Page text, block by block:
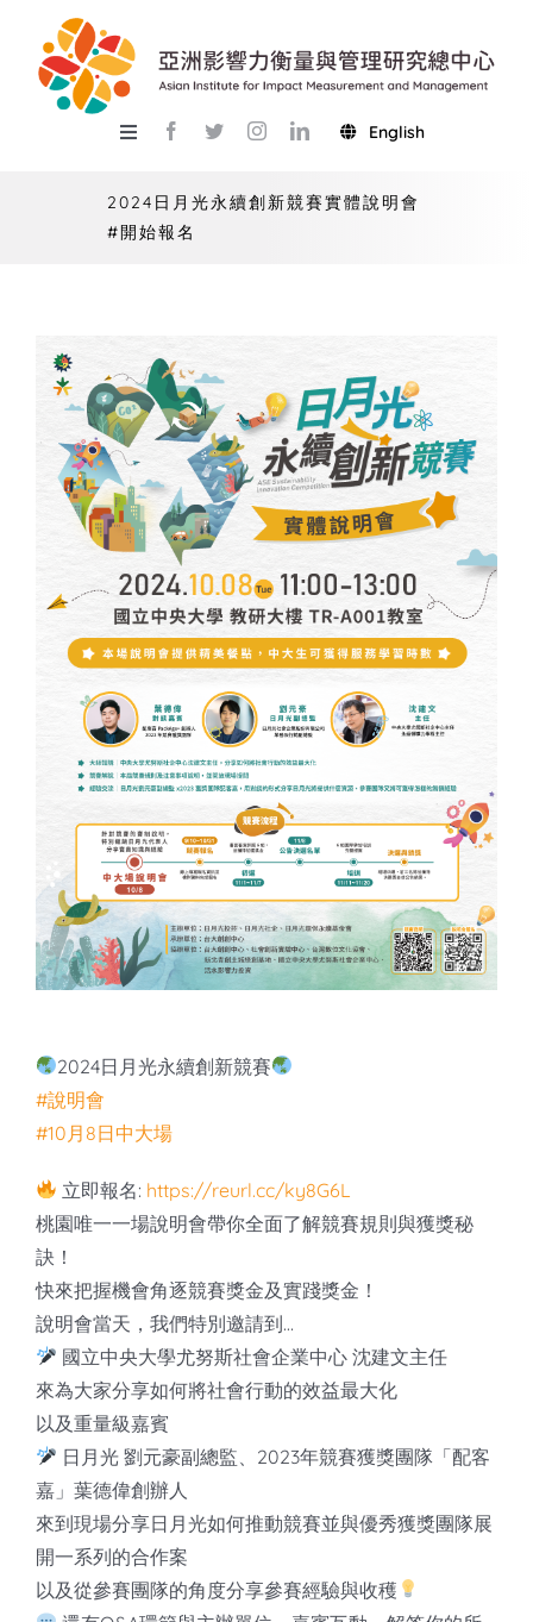
content
Toggle
教學
活動
USR
知識庫
亞洲影響力管理評論
English
2024日月光永續創新競賽實體說明會
#開始報名
2024日月光永續創新競賽
#說明會
#10月8日中大場
立即報名: https://reurl.cc/ky8G6L
桃園唯一一場說明會帶你全面了解競賽規則與獲獎秘
訣！
快來把握機會角逐競賽獎金及實踐獎金！
說明會當天，我們特別邀請到…
國立中央大學尤努斯社會企業中心 沈建文主任
來為大家分享如何將社會行動的效益最大化
以及重量級嘉賓
日月光 劉元豪副總監、2023年競賽獲獎團隊「配客
嘉」葉德偉創辦人
來到現場分享日月光如何推動競賽並與優秀獲獎團隊展
開一系列的合作案
以及從參賽團隊的角度分享參賽經驗與收穫